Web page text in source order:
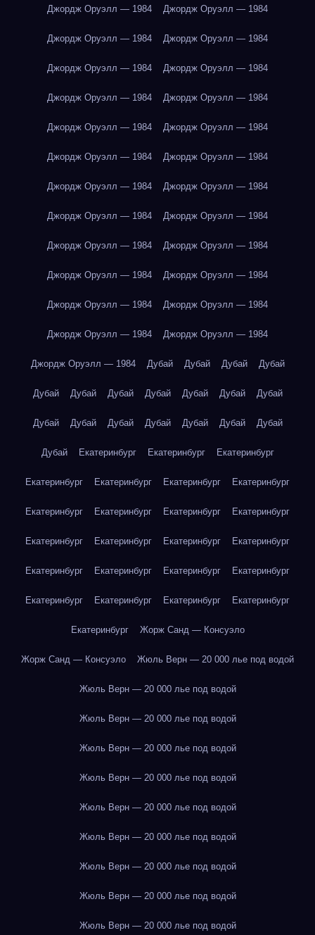
Джордж Оруэлл — 1984 Джордж Оруэлл — 1984
Джордж Оруэлл — 1984 Джордж Оруэлл — 1984
Джордж Оруэлл — 1984 Джордж Оруэлл — 1984
Джордж Оруэлл — 1984 Джордж Оруэлл — 1984
Джордж Оруэлл — 1984 Джордж Оруэлл — 1984
Джордж Оруэлл — 1984 Джордж Оруэлл — 1984
Джордж Оруэлл — 1984 Джордж Оруэлл — 1984
Джордж Оруэлл — 1984 Джордж Оруэлл — 1984
Джордж Оруэлл — 1984 Джордж Оруэлл — 1984
Джордж Оруэлл — 1984 Джордж Оруэлл — 1984
Джордж Оруэлл — 1984 Джордж Оруэлл — 1984
Джордж Оруэлл — 1984 Джордж Оруэлл — 1984
Джордж Оруэлл — 1984 Дубай Дубай Дубай Дубай
Дубай Дубай Дубай Дубай Дубай Дубай Дубай
Дубай Дубай Дубай Дубай Дубай Дубай Дубай
Дубай Екатеринбург Екатеринбург Екатеринбург
Екатеринбург Екатеринбург Екатеринбург Екатеринбург
Екатеринбург Екатеринбург Екатеринбург Екатеринбург
Екатеринбург Екатеринбург Екатеринбург Екатеринбург
Екатеринбург Екатеринбург Екатеринбург Екатеринбург
Екатеринбург Екатеринбург Екатеринбург Екатеринбург
Екатеринбург Жорж Санд — Консуэло
Жорж Санд — Консуэло Жюль Верн — 20 000 лье под водой
Жюль Верн — 20 000 лье под водой
Жюль Верн — 20 000 лье под водой
Жюль Верн — 20 000 лье под водой
Жюль Верн — 20 000 лье под водой
Жюль Верн — 20 000 лье под водой
Жюль Верн — 20 000 лье под водой
Жюль Верн — 20 000 лье под водой
Жюль Верн — 20 000 лье под водой
Жюль Верн — 20 000 лье под водой